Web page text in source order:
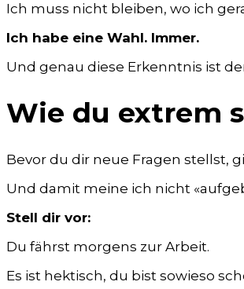
Ich muss nicht bleiben, wo ich
Ich habe eine Wahl. Immer.
Und genau diese Erkenntnis ist
Wie du extrem
Bevor du dir neue Fragen stellst,
Und damit meine ich nicht
Stell dir vor:
Du fährst morgens zur Arbeit.
Es ist hektisch, du bist sowieso